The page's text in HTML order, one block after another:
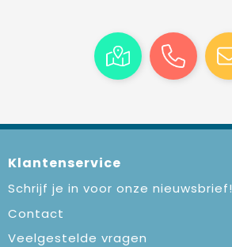
Klantenservice
Schrijf je in voor onze nieuwsbrief!
Contact
Veelgestelde vragen